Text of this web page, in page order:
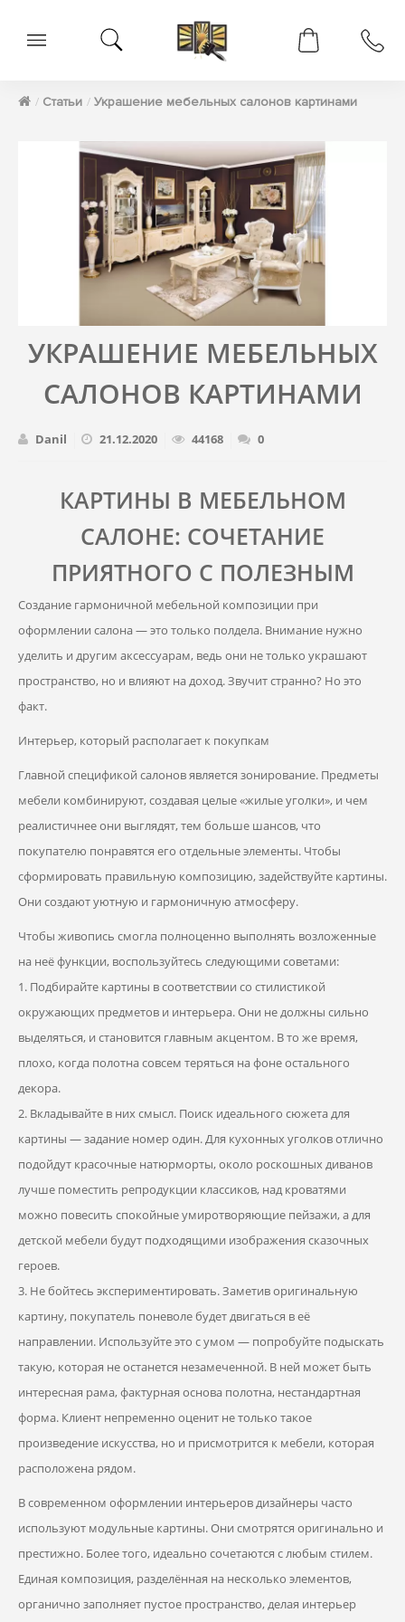
Статьи Украшение мебельных салонов картинами
УКРАШЕНИЕ МЕБЕЛЬНЫХ
САЛОНОВ КАРТИНАМИ
Danil 21.12.2020 44168 0
КАРТИНЫ В МЕБЕЛЬНОМ
САЛОНЕ: СОЧЕТАНИЕ
ПРИЯТНОГО С ПОЛЕЗНЫМ
Создание гармоничной мебельной композиции при
оформлении салона — это только полдела. Внимание нужно
уделить и другим аксессуарам, ведь они не только украшают
пространство, но и влияют на доход. Звучит странно? Но это
факт.
Интерьер, который располагает к покупкам
Главной спецификой салонов является зонирование. Предметы
мебели комбинируют, создавая целые «жилые уголки», и чем
реалистичнее они выглядят, тем больше шансов, что
покупателю понравятся его отдельные элементы. Чтобы
сформировать правильную композицию, задействуйте картины.
Они создают уютную и гармоничную атмосферу.
Чтобы живопись смогла полноценно выполнять возложенные
на неё функции, воспользуйтесь следующими советами:
1. Подбирайте картины в соответствии со стилистикой
окружающих предметов и интерьера. Они не должны сильно
выделяться, и становится главным акцентом. В то же время,
плохо, когда полотна совсем теряться на фоне остального
декора.
2. Вкладывайте в них смысл. Поиск идеального сюжета для
картины — задание номер один. Для кухонных уголков отлично
подойдут красочные натюрморты, около роскошных диванов
лучше поместить репродукции классиков, над кроватями
можно повесить спокойные умиротворяющие пейзажи, а для
детской мебели будут подходящими изображения сказочных
героев.
3. Не бойтесь экспериментировать. Заметив оригинальную
картину, покупатель поневоле будет двигаться в её
направлении. Используйте это с умом — попробуйте подыскать
такую, которая не останется незамеченной. В ней может быть
интересная рама, фактурная основа полотна, нестандартная
форма. Клиент непременно оценит не только такое
произведение искусства, но и присмотрится к мебели, которая
расположена рядом.
В современном оформлении интерьеров дизайнеры часто
используют модульные картины. Они смотрятся оригинально и
престижно. Более того, идеально сочетаются с любым стилем.
Единая композиция, разделённая на несколько элементов,
органично заполняет пустое пространство, делая интерьер